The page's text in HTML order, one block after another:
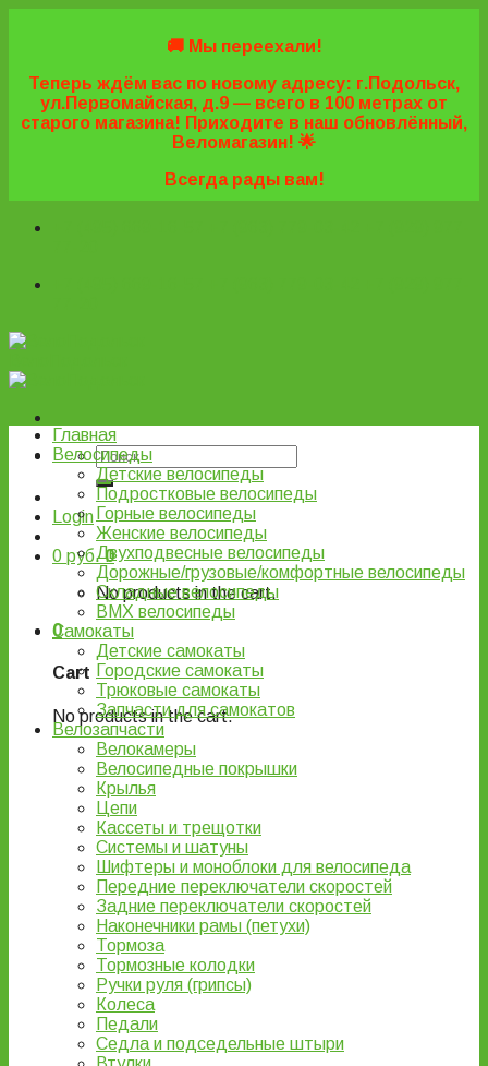
🚚 Мы переехали!
Теперь ждём вас по новому адресу: г.Подольск,
ул.Первомайская, д.9 — всего в 100 метрах от
старого магазина! Приходите в наш обновлённый,
Веломагазин! 🌟
Всегда рады вам!
Login
0 руб. 0
No products in the cart.
0
Cart
No products in the cart.
Главная
Велосипеды
Детские велосипеды
Подростковые велосипеды
Горные велосипеды
Женские велосипеды
Двухподвесные велосипеды
Дорожные/грузовые/комфортные велосипеды
Складные велосипеды
BMX велосипеды
Самокаты
Детские самокаты
Городские самокаты
Трюковые самокаты
Запчасти для самокатов
Велозапчасти
Велокамеры
Велосипедные покрышки
Крылья
Цепи
Кассеты и трещотки
Системы и шатуны
Шифтеры и моноблоки для велосипеда
Передние переключатели скоростей
Задние переключатели скоростей
Наконечники рамы (петухи)
Тормоза
Тормозные колодки
Ручки руля (грипсы)
Колеса
Педали
Седла и подседельные штыри